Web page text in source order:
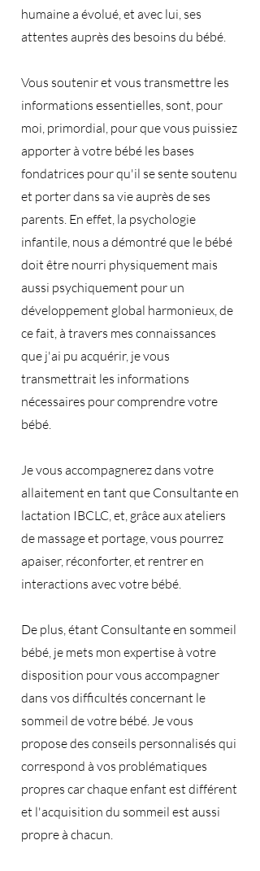
humaine a évolué, et avec lui, ses
attentes auprès des besoins du bébé.
Vous soutenir et vous transmettre les
informations essentielles, sont, pour
moi, primordial, pour que vous puissiez
apporter à votre bébé les bases
fondatrices pour qu'il se sente soutenu
et porter dans sa vie auprès de ses
parents. En effet, la psychologie
infantile, nous a démontré que le bébé
doit être nourri physiquement mais
aussi psychiquement pour un
développement global harmonieux, de
ce fait, à travers mes connaissances
que j'ai pu acquérir, je vous
transmettrait les informations
nécessaires pour comprendre votre
bébé.
Je vous accompagnerez dans votre
allaitement en tant que Consultante en
lactation IBCLC, et, grâce aux ateliers
de massage et portage, vous pourrez
apaiser, réconforter, et rentrer en
interactions avec votre bébé.
De plus, étant Consultante en sommeil
bébé, je mets mon expertise à votre
disposition pour vous accompagner
dans vos difficultés concernant le
sommeil de votre bébé. Je vous
propose des conseils personnalisés qui
correspond à vos problématiques
propres car chaque enfant est différent
et l'acquisition du sommeil est aussi
propre à chacun.​